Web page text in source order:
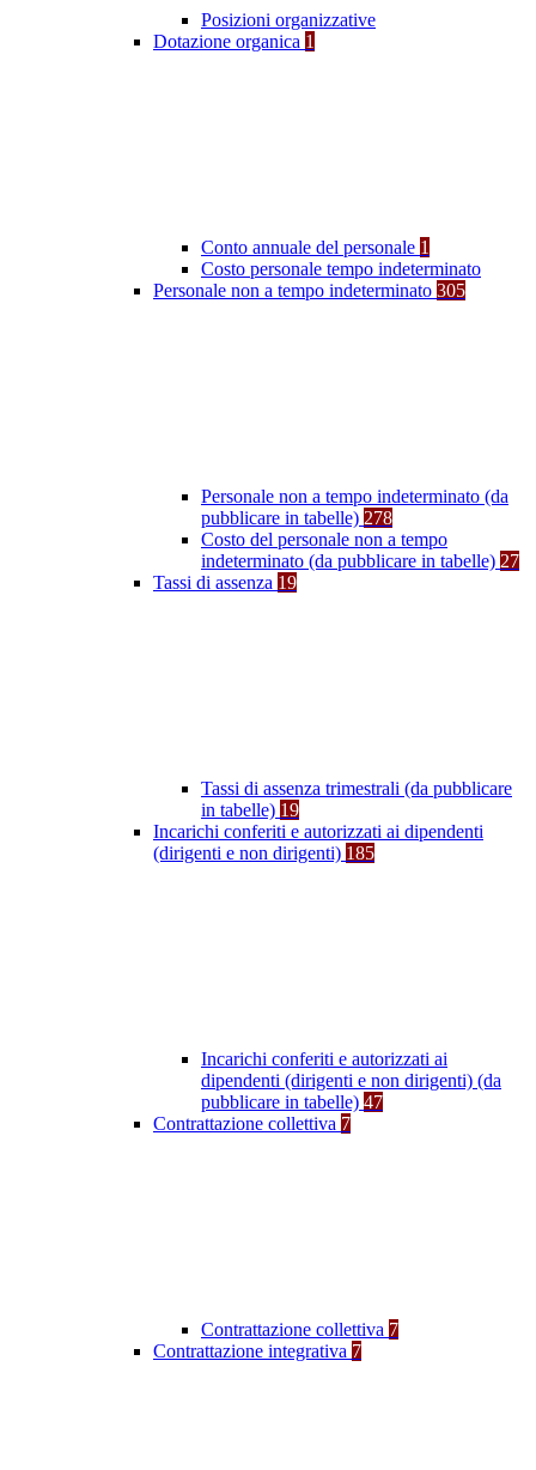
Posizioni organizzative
Dotazione organica 1
Conto annuale del personale 1
Costo personale tempo indeterminato
Personale non a tempo indeterminato 305
Personale non a tempo indeterminato (da
pubblicare in tabelle) 278
Costo del personale non a tempo
indeterminato (da pubblicare in tabelle) 27
Tassi di assenza 19
Tassi di assenza trimestrali (da pubblicare
in tabelle) 19
Incarichi conferiti e autorizzati ai dipendenti
(dirigenti e non dirigenti) 185
Incarichi conferiti e autorizzati ai
dipendenti (dirigenti e non dirigenti) (da
pubblicare in tabelle) 47
Contrattazione collettiva 7
Contrattazione collettiva 7
Contrattazione integrativa 7